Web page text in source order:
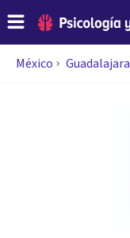
México Guadalajara